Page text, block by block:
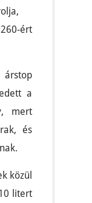
ért
a
mert
és
közül
litert